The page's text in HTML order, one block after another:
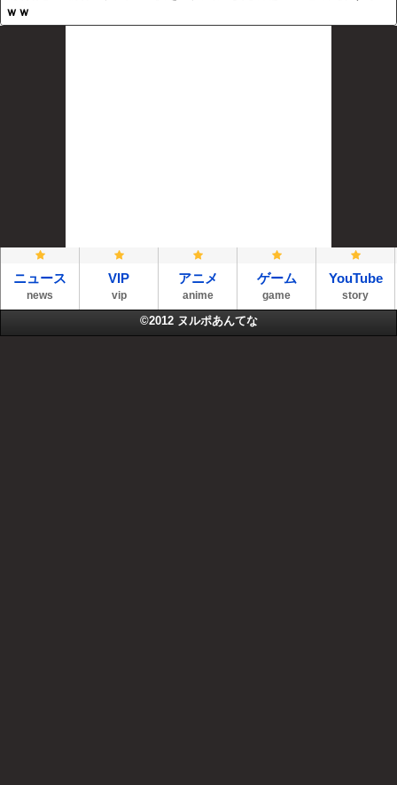
ｗｗ
ニュース
news
VIP
vip
アニメ
anime
ゲーム
game
YouTube
story
©2012 ヌルポあんてな